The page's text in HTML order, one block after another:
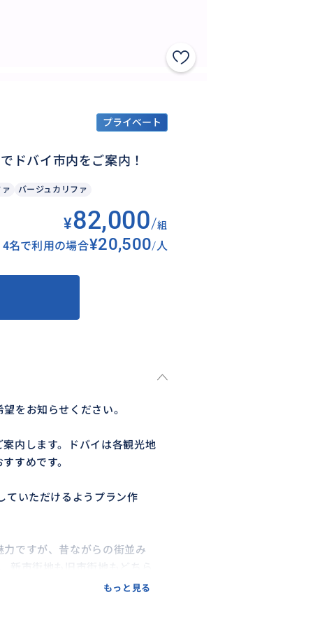
プライベート
ドバイ市内をご案内！
バージュカリファ
¥82,000/組
4名で利用の場合 ¥20,500/人
をお知らせください。
内します。ドバイは各観光地
すめです。
ていただけるようプラン作
ですが、昔ながらの街並み
もっと見る